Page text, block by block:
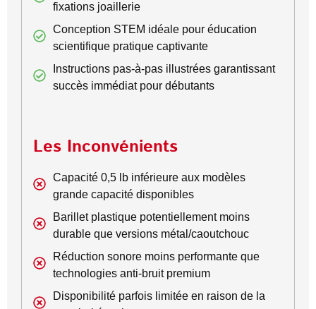
fixations joaillerie
Conception STEM idéale pour éducation
scientifique pratique captivante
Instructions pas-à-pas illustrées garantissant
succès immédiat pour débutants
Les Inconvénients
Capacité 0,5 lb inférieure aux modèles
grande capacité disponibles
Barillet plastique potentiellement moins
durable que versions métal/caoutchouc
Réduction sonore moins performante que
technologies anti-bruit premium
Disponibilité parfois limitée en raison de la